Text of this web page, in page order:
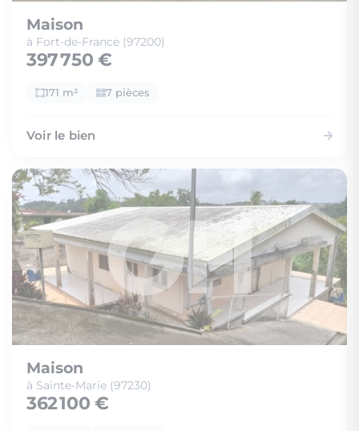
Maison
à Fort-de-France (97200)
397 750 €
171 m² 7 pièces
Voir le bien
Maison
à Sainte-Marie (97230)
362 100 €